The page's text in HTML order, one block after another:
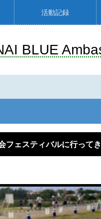
活動記録
BLUE
フェスティバルに行って